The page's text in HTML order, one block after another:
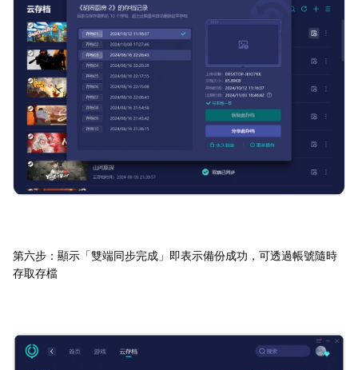
第六步：顯示「雙端同步完成」即表示備份成功，可透過帳號隨時
存取存檔